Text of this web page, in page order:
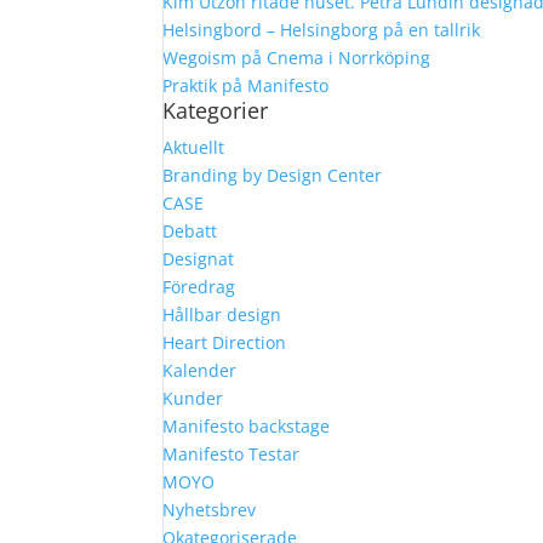
Helsingbord – Helsingborg på en tallrik
Wegoism på Cnema i Norrköping
Praktik på Manifesto
Kategorier
Aktuellt
Branding by Design Center
CASE
Debatt
Designat
Föredrag
Hållbar design
Heart Direction
Kalender
Kunder
Manifesto backstage
Manifesto Testar
MOYO
Nyhetsbrev
Okategoriserade